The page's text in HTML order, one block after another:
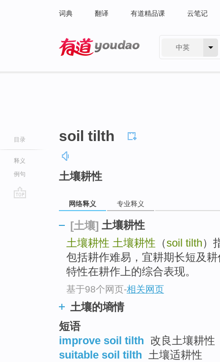
词典 翻译 有道精品课 云笔记
中英
目录
释义
例句
soil tilth
土壤耕性
网络释义 专业释义
[土壤] 土壤耕性
土壤耕性 土壤耕性 （soil tilth）
包括耕作难易，宜耕期长短及
特性在耕作上的综合表现。
基于98个网页-相关网页
土壤的墒情
短语
improve soil tilth 改良土壤耕性
suitable soil tilth
土壤适耕性